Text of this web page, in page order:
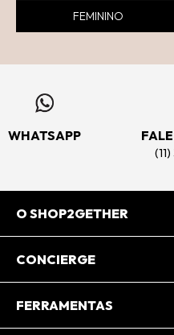
FEMININO
WHATSAPP
O SHOP2GETHER
Sobre Nós
CONCIERGE
Central de Relacionamento
FERRAMENTAS